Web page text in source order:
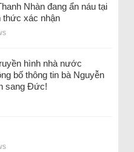
Nhàn đang ẩn náu tại
xác nhận
hình nhà nước
bố thông tin bà Nguyễn
sang Đức!